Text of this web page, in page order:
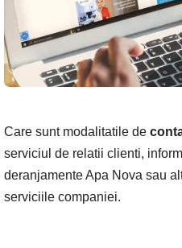
Care sunt modalitatile de
serviciul de relatii clienti,
deranjamente Apa Nova sau
serviciile companiei.